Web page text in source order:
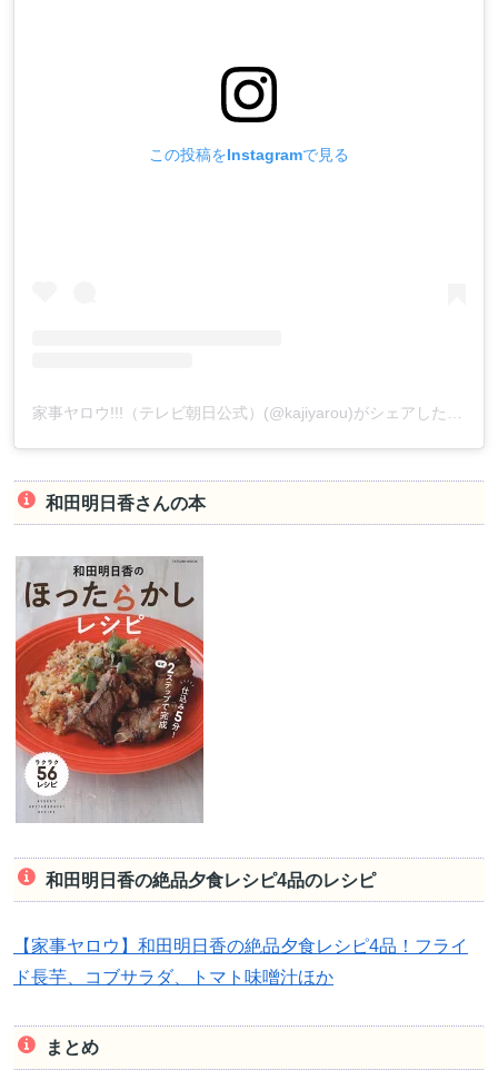
この投稿をInstagramで見る
家事ヤロウ!!!（テレビ朝日公式）(@kajiyarou)がシェアした投稿
和田明日香さんの本
和田明日香の絶品夕食レシピ4品のレシピ
【家事ヤロウ】和田明日香の絶品夕食レシピ4品！フライ
ド長芋、コブサラダ、トマト味噌汁ほか
まとめ